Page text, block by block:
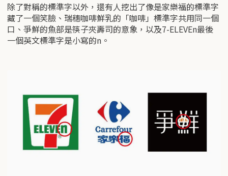
除了對稱的標準字以外，還有人挖出了像是家樂福的標準字
藏了一個笑臉、瑞穗咖啡鮮乳的「咖啡」標準字共用同一個
口、爭鮮的魚部是筷子夾壽司的意象，以及7-ELEVEn最後
一個英文標準字是小寫的n。